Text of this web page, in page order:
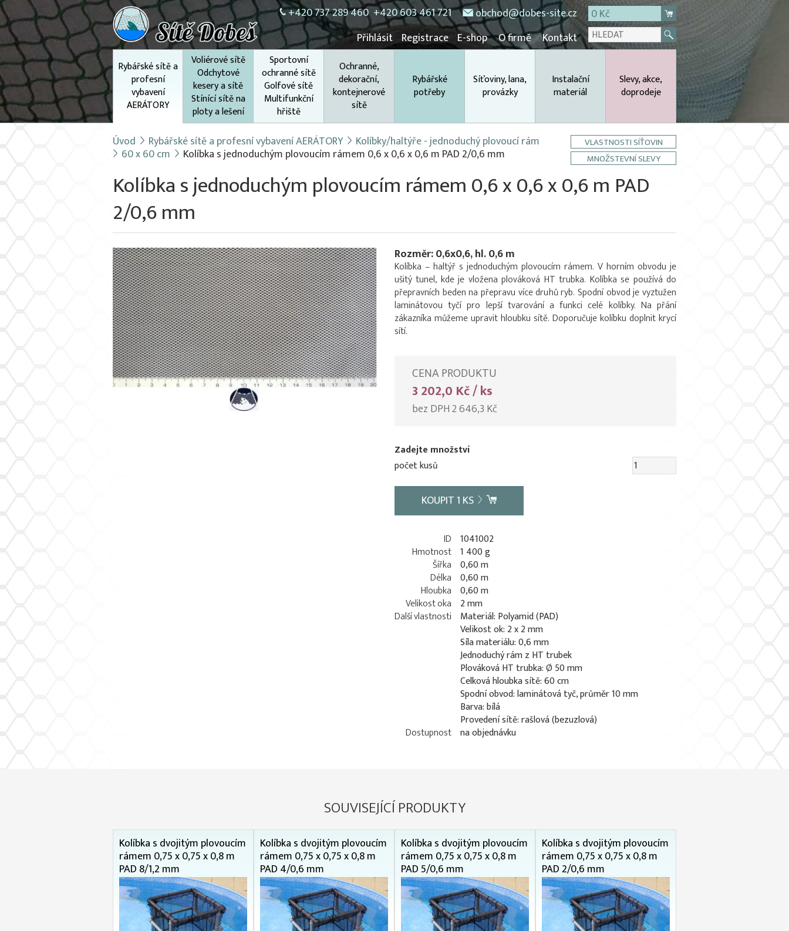
+420 737 289 460 +420 603 461 721 obchod@dobes-site.cz
0 Kč
Přihlásit Registrace E-shop O firmě Kontakt
Rybářské sítě a
profesní
vybavení
AERÁTORY
Voliérové sítě
Odchytové
kesery a sítě
Stínící sítě na
ploty a lešení
Sportovní
ochranné sítě
Golfové sítě
Multifunkční
hřiště
Ochranné,
dekorační,
kontejnerové
sítě
Rybářské
potřeby
Síťoviny, lana,
provázky
Instalační
materiál
Slevy, akce,
doprodeje
Úvod Rybářské sítě a profesní vybavení AERÁTORY Kolíbky/haltýře - jednoduchý plovoucí rám
60 x 60 cm Kolíbka s jednoduchým plovoucím rámem 0,6 x 0,6 x 0,6 m PAD 2/0,6 mm
VLASTNOSTI SÍŤOVIN
MNOŽSTEVNÍ SLEVY
Kolíbka s jednoduchým plovoucím rámem 0,6 x 0,6 x 0,6 m PAD
2/0,6 mm
Rozměr: 0,6x0,6, hl. 0,6 m
Kolíbka – haltýř s jednoduchým plovoucím rámem. V horním obvodu je
ušitý tunel, kde je vložena plováková HT trubka. Kolíbka se používá do
přepravních beden na přepravu více druhů ryb. Spodní obvod je vyztužen
laminátovou tyčí pro lepší tvarování a funkci celé kolíbky. Na přání
zákazníka můžeme upravit hloubku sítě. Doporučuje kolíbku doplnit krycí
sítí.
CENA PRODUKTU
3 202,0 Kč / ks
bez DPH 2 646,3 Kč
Zadejte množství
počet kusů
KOUPIT1 KS
ID 1041002
Hmotnost 1 400 g
Šířka 0,60 m
Délka 0,60 m
Hloubka 0,60 m
Velikost oka
2 mm
Další vlastnosti
Materiál: Polyamid (PAD)
Velikost ok: 2 x 2 mm
Síla materiálu: 0,6 mm
Jednoduchý rám z HT trubek
Plováková HT trubka: Ø 50 mm
Celková hloubka sítě: 60 cm
Spodní obvod: laminátová tyč, průměr 10 mm
Barva: bílá
Provedení sítě: rašlová (bezuzlová)
Dostupnost na objednávku
SOUVISEJÍCÍ PRODUKTY
Kolíbka s dvojitým plovoucím
rámem 0,75 x 0,75 x 0,8 m
PAD 8/1,2 mm
Kolíbka s dvojitým plovoucím
rámem 0,75 x 0,75 x 0,8 m
PAD 4/0,6 mm
Kolíbka s dvojitým plovoucím
rámem 0,75 x 0,75 x 0,8 m
PAD 5/0,6 mm
Kolíbka s dvojitým plovoucím
rámem 0,75 x 0,75 x 0,8 m
PAD 2/0,6 mm